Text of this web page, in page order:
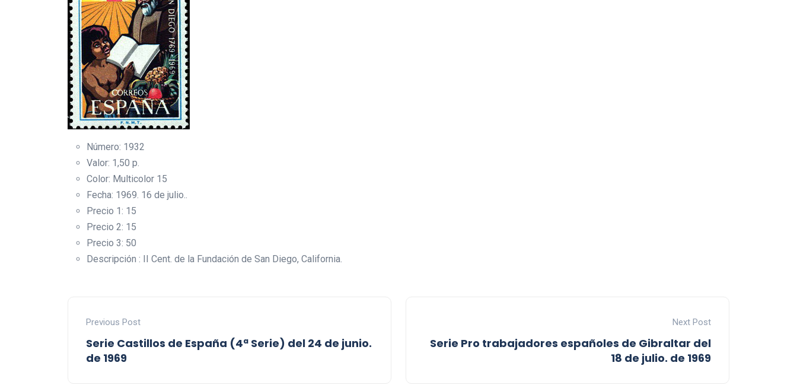
Número: 1932
Valor: 1,50 p.
Color: Multicolor 15
Fecha: 1969. 16 de julio..
Precio 1: 15
Precio 2: 15
Precio 3: 50
Descripción : II Cent. de la Fundación de San Diego, California.
Previous Post
Serie Castillos de España (4ª Serie) del 24 de junio.
de 1969
Next Post
Serie Pro trabajadores españoles de Gibraltar del
18 de julio. de 1969